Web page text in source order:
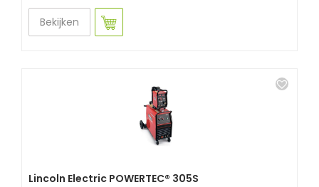
Bekijken
Lincoln Electric POWERTEC® 305S